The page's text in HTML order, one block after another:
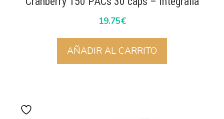
19.75€
AÑADIR AL CARRITO